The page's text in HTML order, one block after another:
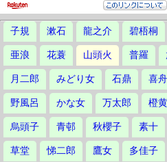
子規 漱石 龍之介 碧梧桐
亜浪 花蓑 山頭火 普羅
月二郎 みどり女 石鼎 喜舟
野風呂 かな女 万太郎 橙
烏頭子 青邨 秋櫻子 素十
草堂 悌二郎 鷹女 多佳子